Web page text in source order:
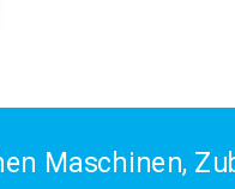
Maschinen,